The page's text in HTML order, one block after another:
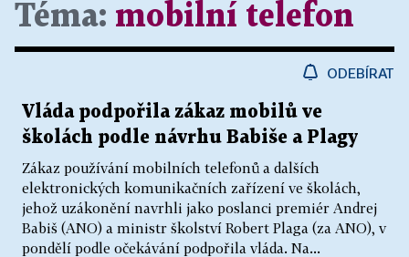
Téma: mobilní telefon
ODEBÍRAT
Vláda podpořila zákaz mobilů ve
školách podle návrhu Babiše a Plagy
Zákaz používání mobilních telefonů a dalších
elektronických komunikačních zařízení ve školách,
jehož uzákonění navrhli jako poslanci premiér Andrej
Babiš (ANO) a ministr školství Robert Plaga (za ANO), v
pondělí podle očekávání podpořila vláda. Na...